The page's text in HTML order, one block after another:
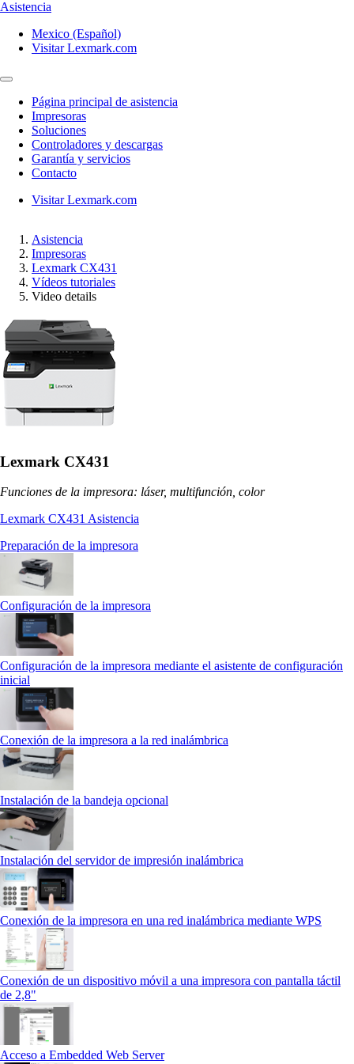
Asistencia
Mexico (Español)
Visitar Lexmark.com
Página principal de asistencia
Impresoras
Soluciones
Controladores y descargas
Garantía y servicios
Contacto
Visitar Lexmark.com
Asistencia
Impresoras
Lexmark CX431
Vídeos tutoriales
Video details
Lexmark CX431
Funciones de la impresora: láser, multifunción, color
Lexmark CX431 Asistencia
Preparación de la impresora
Configuración de la impresora
Configuración de la impresora mediante el asistente de configuración
inicial
Conexión de la impresora a la red inalámbrica
Instalación de la bandeja opcional
Instalación del servidor de impresión inalámbrica
Conexión de la impresora en una red inalámbrica mediante WPS
Conexión de un dispositivo móvil a una impresora con pantalla táctil
de 2,8"
Acceso a Embedded Web Server